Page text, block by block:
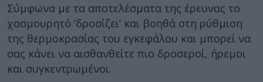
Σύμφωνα με τα αποτελέσματα της έρευνας το
χασμουρητό ‘δροσίζει’ και βοηθά στη ρύθμιση
της θερμοκρασίας του εγκεφάλου και μπορεί να
σας κάνει να αισθανθείτε πιο δροσεροί, ήρεμοι
και συγκεντρωμένοι.